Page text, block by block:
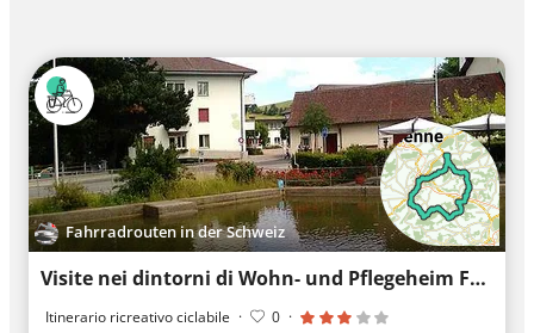
Fahrradrouten in der Schweiz
Visite nei dintorni di Wohn- und Pflegeheim Frienisberg
Itinerario ricreativo ciclabile · 0 ·